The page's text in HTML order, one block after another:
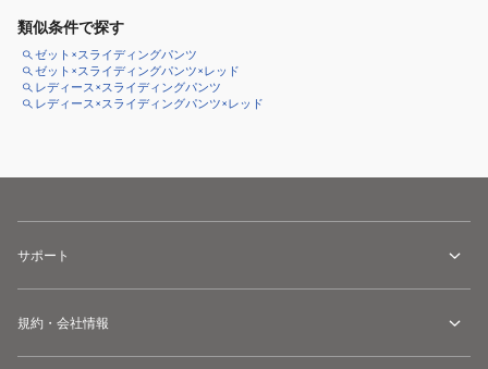
類似条件で探す
ゼット×スライディングパンツ
ゼット×スライディングパンツ×レッド
レディース×スライディングパンツ
レディース×スライディングパンツ×レッド
サポート
規約・会社情報